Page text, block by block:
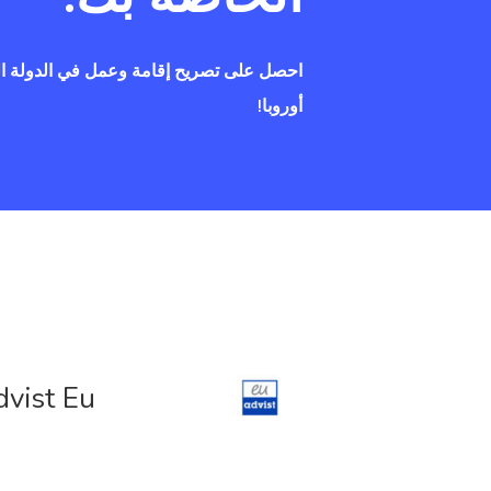
احصل على تصريح إقامة وعمل في الدولة
أوروبا!
Eu